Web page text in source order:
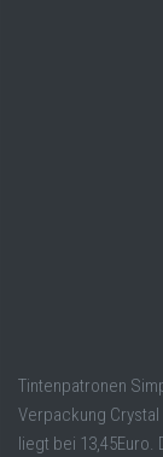
Tintenpatronen
Verpackung Crystal
liegt bei